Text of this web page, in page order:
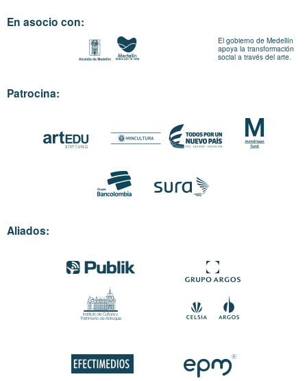
En asocio con:
El gobierno de Medellín
apoya la transformación
social a través del arte.
Patrocina:
Aliados: